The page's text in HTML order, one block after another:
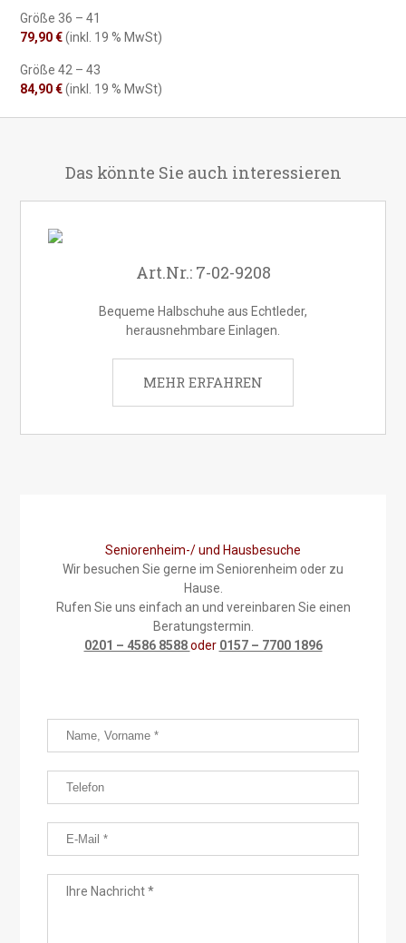
Größe 36 – 41
79,90 €(inkl. 19 % MwSt)
Größe 42 – 43
84,90 €(inkl. 19 % MwSt)
Das könnte Sie auch interessieren
Art.Nr.: 7-02-9208
Bequeme Halbschuhe aus Echtleder,
herausnehmbare Einlagen.
MEHR ERFAHREN
Seniorenheim-/ und Hausbesuche
Wir besuchen Sie gerne im Seniorenheim oder zu
Hause.
Rufen Sie uns einfach an und vereinbaren Sie einen
Beratungstermin.
0201 – 4586 8588oder 0157 – 7700 1896